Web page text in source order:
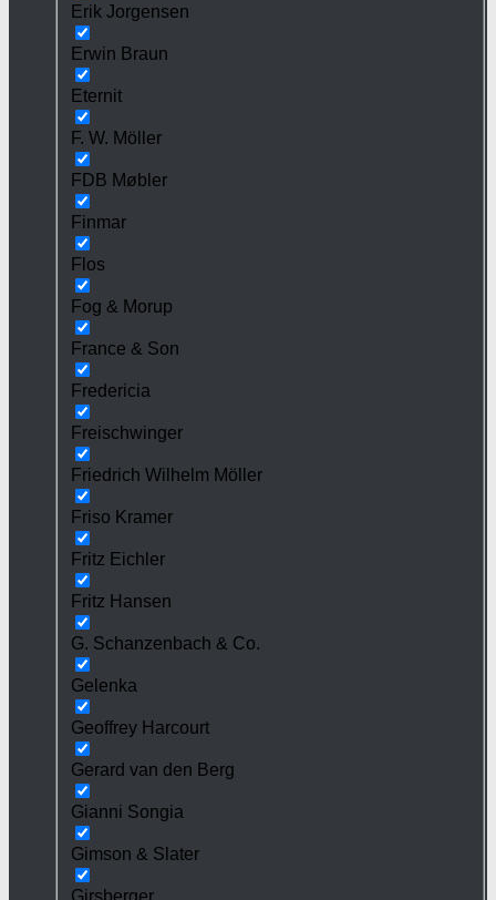
Erik Jorgensen
Erwin Braun
Eternit
F. W. Möller
FDB Møbler
Finmar
Flos
Fog & Morup
France & Son
Fredericia
Freischwinger
Friedrich Wilhelm Möller
Friso Kramer
Fritz Eichler
Fritz Hansen
G. Schanzenbach & Co.
Gelenka
Geoffrey Harcourt
Gerard van den Berg
Gianni Songia
Gimson & Slater
Girsberger